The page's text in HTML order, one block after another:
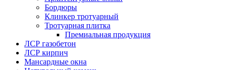
Бордюры
Клинкер тротуарный
Тротуарная плитка
Премиальная продукция
ЛСР газобетон
ЛСР кирпич
Мансардные окна